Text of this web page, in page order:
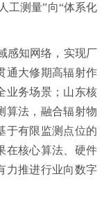
工测量”向“体系化
感知网络，实现厂
通大修期高辐射作
业务场景；山东核
算法，融合辐射物
于有限监测点位的
在核心算法、硬件
力推进行业向数字